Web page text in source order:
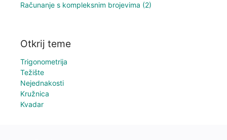
Računanje s kompleksnim brojevima (2)
Otkrij teme
Trigonometrija
Težište
Nejednakosti
Kružnica
Kvadar